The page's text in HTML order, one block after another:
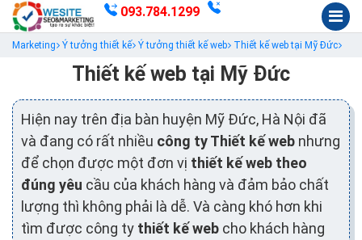
093.784.1299
Marketing Ý tưởng thiết kế Ý tưởng thiết kế web Thiết kế web tại Mỹ Đức
Thiết kế web tại Mỹ Đức
Hiện nay trên địa bàn huyện Mỹ Đức, Hà Nội đã
và đang có rất nhiều công ty Thiết kế web nhưng
để chọn được một đơn vị thiết kế web theo
đúng yêu cầu của khách hàng và đảm bảo chất
lượng thì không phải là dễ. Và càng khó hơn khi
tìm được công ty thiết kế web cho khách hàng